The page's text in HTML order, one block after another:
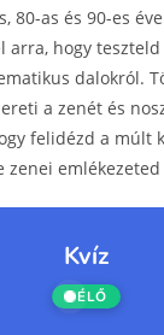
80-as és 90-es
arra, hogy
dalokról.
a zenét és
felidézd a múlt
zenei